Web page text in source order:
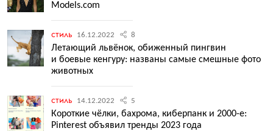
Models.com
стиль 16.12.2022 8
Летающий львёнок, обиженный пингвин
и боевые кенгуру: названы самые смешные фото
животных
стиль 14.12.2022 5
Короткие чёлки, бахрома, киберпанк и 2000-е:
Pinterest объявил тренды 2023 года